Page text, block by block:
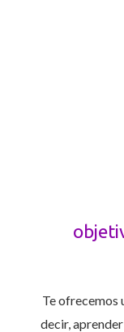
Te ofrecemos
decir,